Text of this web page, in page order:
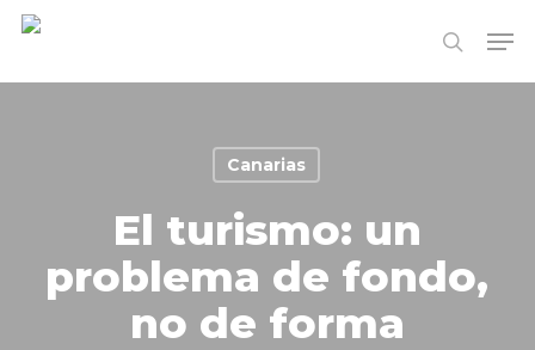
Skip
search
Canarias
El turismo: un
problema de fondo,
no de forma